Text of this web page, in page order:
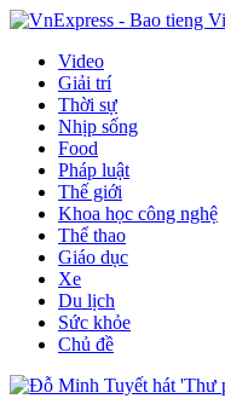
Video
Giải trí
Thời sự
Nhịp sống
Food
Pháp luật
Thế giới
Khoa học công nghệ
Thể thao
Giáo dục
Xe
Du lịch
Sức khỏe
Chủ đề